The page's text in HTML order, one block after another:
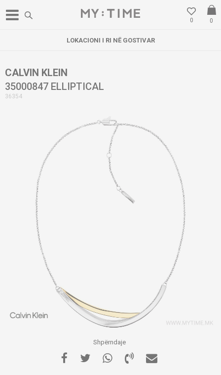
0
0
LOKACIONI I RI NË GOSTIVAR
CALVIN KLEIN
35000847 ELLIPTICAL
36354
Shpërndaje